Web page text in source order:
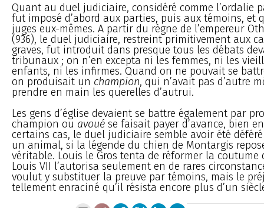
Quant au duel judiciaire, considéré comme l’ordalie
fut imposé d’abord aux parties, puis aux témoins, et
juges eux-mêmes. A partir du règne de l’empereur
(936), le duel judiciaire, restreint primitivement aux
graves, fut introduit dans presque tous les débats
tribunaux ; on n’en excepta ni les femmes, ni les
enfants, ni les infirmes. Quand on ne pouvait se
on produisait un champion, qui n’avait pas d’autre
prendre en main les querelles d’autrui.
Les gens d’église devaient se battre également par
champion ou avoué se faisait payer d’avance, bien
certains cas, le duel judiciaire semble avoir été
un animal, si la légende du chien de Montargis
véritable. Louis le Gros tenta de réformer la coutume
Louis VII l’autorisa seulement en de rares
voulut y substituer la preuve par témoins, mais le
tellement enraciné qu’il résista encore plus d’un